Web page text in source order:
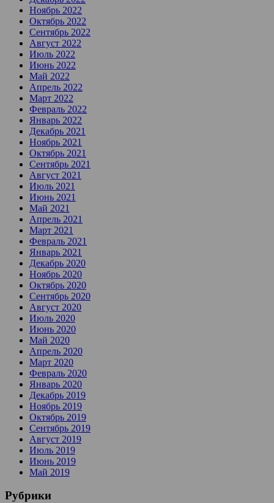
Ноябрь 2022
Октябрь 2022
Сентябрь 2022
Август 2022
Июль 2022
Июнь 2022
Май 2022
Апрель 2022
Март 2022
Февраль 2022
Январь 2022
Декабрь 2021
Ноябрь 2021
Октябрь 2021
Сентябрь 2021
Август 2021
Июль 2021
Июнь 2021
Май 2021
Апрель 2021
Март 2021
Февраль 2021
Январь 2021
Декабрь 2020
Ноябрь 2020
Октябрь 2020
Сентябрь 2020
Август 2020
Июль 2020
Июнь 2020
Май 2020
Апрель 2020
Март 2020
Февраль 2020
Январь 2020
Декабрь 2019
Ноябрь 2019
Октябрь 2019
Сентябрь 2019
Август 2019
Июль 2019
Июнь 2019
Май 2019
Рубрики